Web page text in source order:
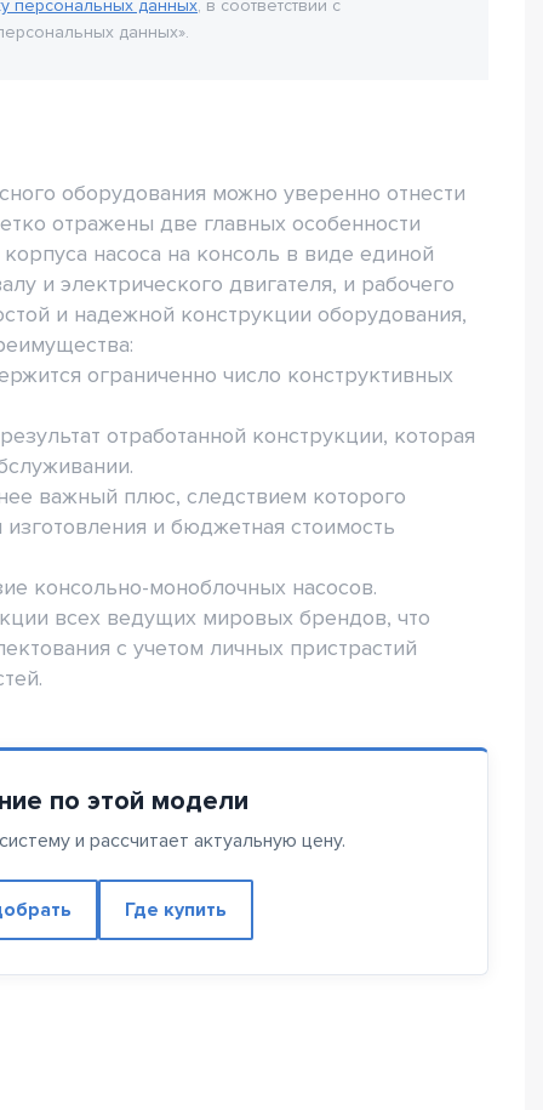
персональных данных, в соответствии с
данных».
оборудования можно уверенно отнести
отражены две главных особенности
насоса на консоль в виде единой
и электрического двигателя, и рабочего
и надежной конструкции оборудования,
ограниченно число конструктивных
отработанной конструкции, которая
важный плюс, следствием которого
и бюджетная стоимость
консольно-моноблочных насосов.
всех ведущих мировых брендов, что
с учетом личных пристрастий
по этой модели
и рассчитает актуальную цену.
Где купить